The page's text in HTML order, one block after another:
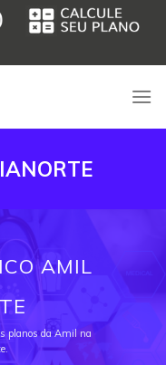
AMIL
planos da Amil na